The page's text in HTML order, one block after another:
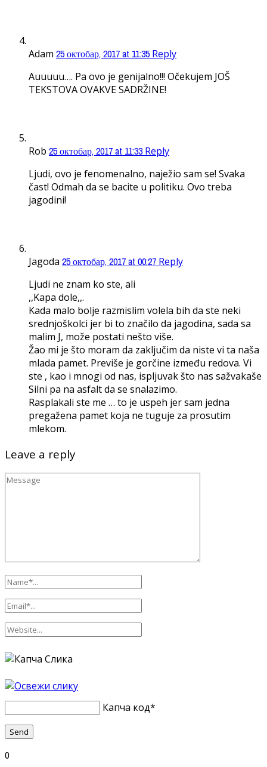
Adam 25 октобар, 2017 at 11:35 Reply
Auuuuu…. Pa ovo je genijalno!!! Očekujem JOŠ
TEKSTOVA OVAKVE SADRŽINE!
Rob 25 октобар, 2017 at 11:33 Reply
Ljudi, ovo je fenomenalno, naježio sam se! Svaka
čast! Odmah da se bacite u politiku. Ovo treba
jagodini!
Jagoda 25 октобар, 2017 at 00:27 Reply
Ljudi ne znam ko ste, ali
,,Kapa dole,,.
Kada malo bolje razmislim volela bih da ste neki
srednjoškolci jer bi to značilo da jagodina, sada sa
malim J, može postati nešto više.
Žao mi je što moram da zaključim da niste vi ta naša
mlada pamet. Previše je gorčine između redova. Vi
ste , kao i mnogi od nas, ispljuvak što nas sažvakaše
Silni pa na asfalt da se snalazimo.
Rasplakali ste me … to je uspeh jer sam jedna
pregažena pamet koja ne tuguje za prosutim
mlekom.
Leave a reply
Капча код*
0